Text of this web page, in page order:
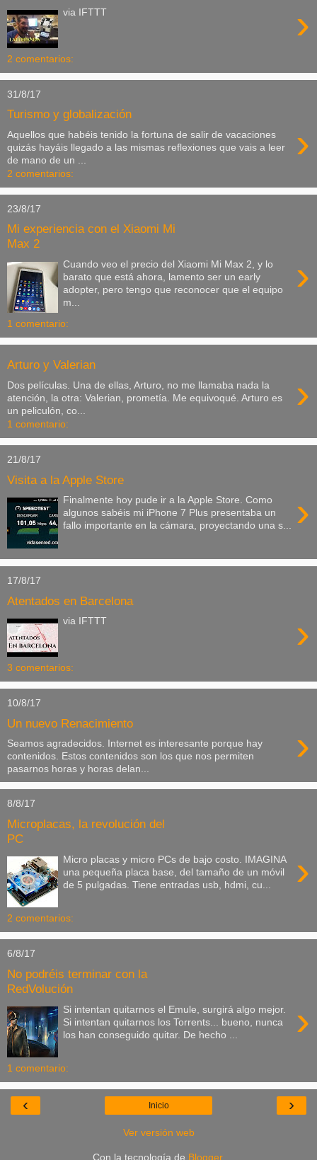
›
via IFTTT
2 comentarios:
31/8/17
Turismo y globalización
›
Aquellos que habéis tenido la fortuna de salir de vacaciones
quizás hayáis llegado a las mismas reflexiones que vais a leer
de mano de un ...
2 comentarios:
23/8/17
Mi experiencia con el Xiaomi Mi
Max 2
›
Cuando veo el precio del Xiaomi Mi Max 2, y lo
barato que está ahora, lamento ser un early
adopter, pero tengo que reconocer que el equipo
m...
1 comentario:
Arturo y Valerian
›
Dos películas. Una de ellas, Arturo, no me llamaba nada la
atención, la otra: Valerian, prometía. Me equivoqué. Arturo es
un peliculón, co...
1 comentario:
21/8/17
Visita a la Apple Store
›
Finalmente hoy pude ir a la Apple Store. Como
algunos sabéis mi iPhone 7 Plus presentaba un
fallo importante en la cámara, proyectando una s...
17/8/17
Atentados en Barcelona
›
via IFTTT
3 comentarios:
10/8/17
Un nuevo Renacimiento ›
Seamos agradecidos. Internet es interesante porque hay
contenidos. Estos contenidos son los que nos permiten
pasarnos horas y horas delan...
8/8/17
Microplacas, la revolución del
PC
›
Micro placas y micro PCs de bajo costo. IMAGINA
una pequeña placa base, del tamaño de un móvil
de 5 pulgadas. Tiene entradas usb, hdmi, cu...
2 comentarios:
6/8/17
No podréis terminar con la
RedVolución
›
Si intentan quitarnos el Emule, surgirá algo mejor.
Si intentan quitarnos los Torrents... bueno, nunca
los han conseguido quitar. De hecho ...
1 comentario:
‹ ›
Inicio
Ver versión web
Con la tecnología de Blogger.